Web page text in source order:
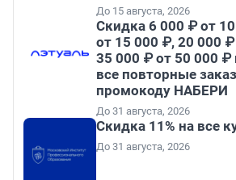
До 15 августа, 2026
Скидка 6 000 ₽ от
от 15 000 ₽, 20 000
35 000 ₽ от 50 000 ₽
все повторные
промокоду НАБЕРИ
До 31 августа, 2026
Скидка 11% на все
До 31 августа, 2026